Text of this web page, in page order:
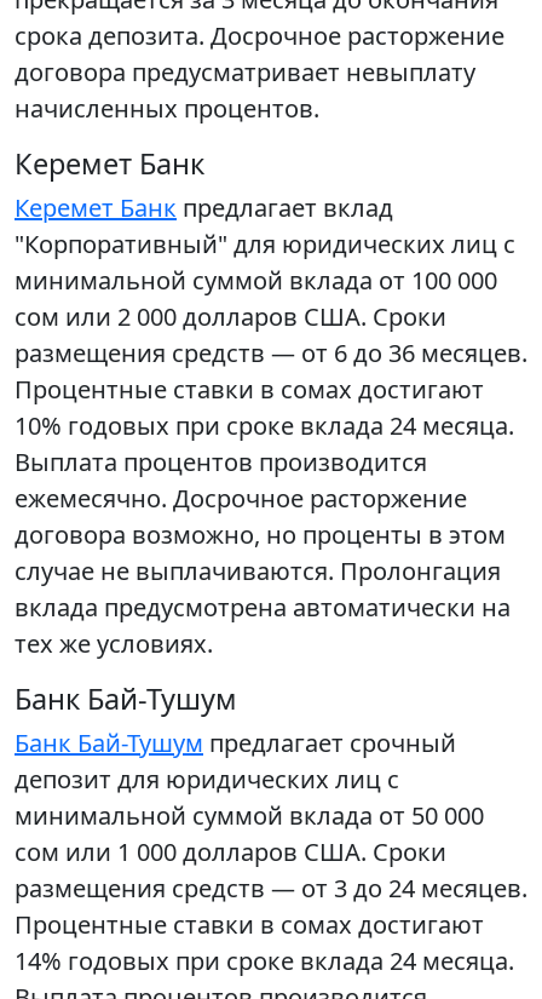
срока депозита. Досрочное расторжение
договора предусматривает невыплату
начисленных процентов.
Керемет Банк
Керемет Банк предлагает вклад
"Корпоративный" для юридических лиц с
минимальной суммой вклада от 100 000
сом или 2 000 долларов США. Сроки
размещения средств — от 6 до 36 месяцев.
Процентные ставки в сомах достигают
10% годовых при сроке вклада 24 месяца.
Выплата процентов производится
ежемесячно. Досрочное расторжение
договора возможно, но проценты в этом
случае не выплачиваются. Пролонгация
вклада предусмотрена автоматически на
тех же условиях.
Банк Бай-Тушум
Банк Бай-Тушум предлагает срочный
депозит для юридических лиц с
минимальной суммой вклада от 50 000
сом или 1 000 долларов США. Сроки
размещения средств — от 3 до 24 месяцев.
Процентные ставки в сомах достигают
14% годовых при сроке вклада 24 месяца.